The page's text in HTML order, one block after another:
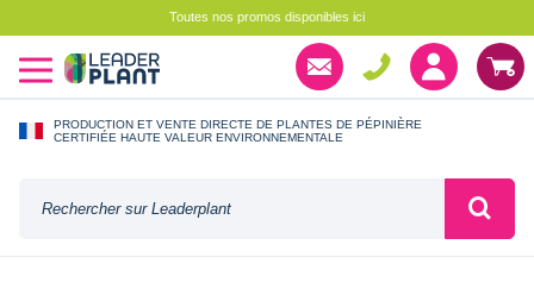
Toutes nos promos disponibles ici
PRODUCTION ET VENTE DIRECTE DE PLANTES DE PÉPINIÈRE
CERTIFIÉE HAUTE VALEUR ENVIRONNEMENTALE